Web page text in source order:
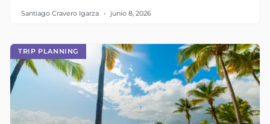
Santiago Cravero Igarza junio 8, 2026
TRIP PLANNING